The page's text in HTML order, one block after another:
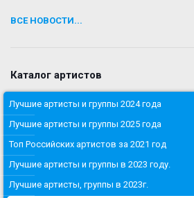
ВСЕ НОВОСТИ...
Каталог артистов
Лучшие артисты и группы 2024 года
Лучшие артисты и группы 2025 года
Топ Российских артистов за 2021 год
Лучшие артисты и группы в 2023 году.
Лучшие артисты, группы в 2023г.